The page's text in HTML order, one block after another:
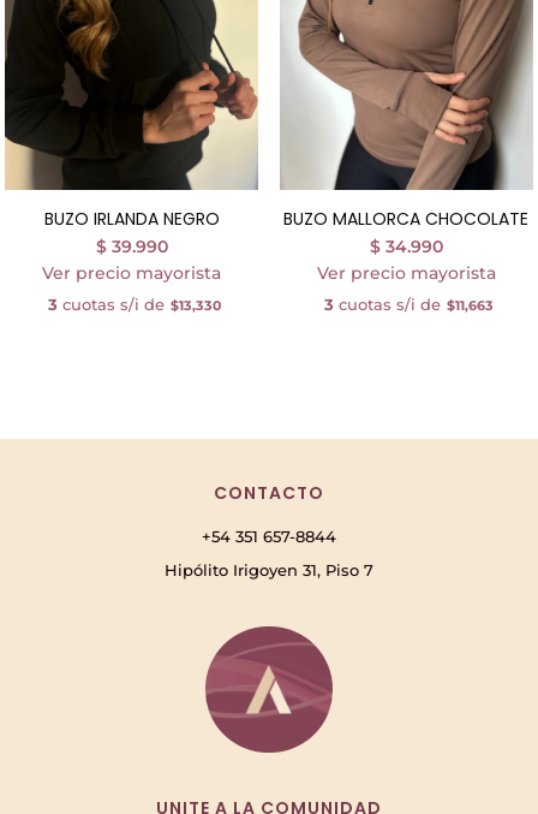
BUZO IRLANDA NEGRO
$39.990
Ver precio mayorista
3 cuotas s/i de $13,330
BUZO MALLORCA CHOCOLATE
$34.990
Ver precio mayorista
3 cuotas s/i de $11,663
CONTACTO
+54 351 657-8844
Hipólito Irigoyen 31, Piso 7
UNITE A LA COMUNIDAD